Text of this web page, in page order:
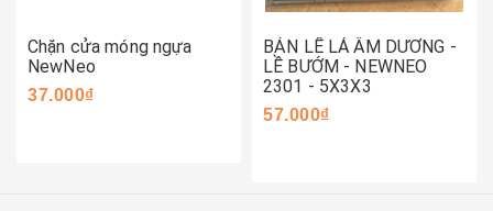
Chặn cửa móng ngựa
NewNeo
37.000₫
BẢN LỀ LÁ ÂM DƯƠNG -
LỀ BƯỚM - NEWNEO
2301 - 5X3X3
57.000₫